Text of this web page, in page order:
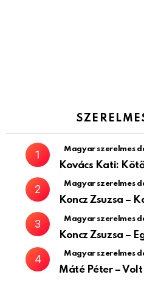
Magyar szerelmes
Kovács Kati:
Magyar szerelmes
Koncz Zsuzsa –
Magyar szerelmes
Koncz Zsuzsa –
Magyar szerelmes
Máté Péter –